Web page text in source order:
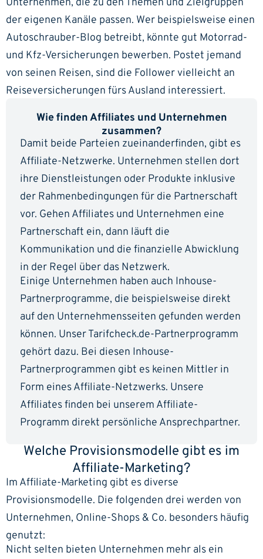
Unternehmen, die zu den Themen und Zielgruppen
der eigenen Kanäle passen. Wer beispielsweise einen
Autoschrauber-Blog betreibt, könnte gut Motorrad-
und Kfz-Versicherungen bewerben. Postet jemand
von seinen Reisen, sind die Follower vielleicht an
Reiseversicherungen fürs Ausland interessiert.
Wie finden Affiliates und Unternehmen
zusammen?
Damit beide Parteien zueinanderfinden, gibt es
Affiliate-Netzwerke. Unternehmen stellen dort
ihre Dienstleistungen oder Produkte inklusive
der Rahmenbedingungen für die Partnerschaft
vor. Gehen Affiliates und Unternehmen eine
Partnerschaft ein, dann läuft die
Kommunikation und die finanzielle Abwicklung
in der Regel über das Netzwerk.
Einige Unternehmen haben auch Inhouse-
Partnerprogramme, die beispielsweise direkt
auf den Unternehmensseiten gefunden werden
können. Unser Tarifcheck.de-Partnerprogramm
gehört dazu. Bei diesen Inhouse-
Partnerprogrammen gibt es keinen Mittler in
Form eines Affiliate-Netzwerks. Unsere
Affiliates finden bei unserem Affiliate-
Programm direkt persönliche Ansprechpartner.
Welche Provisionsmodelle gibt es im
Affiliate-Marketing?
Im Affiliate-Marketing gibt es diverse
Provisionsmodelle. Die folgenden drei werden von
Unternehmen, Online-Shops & Co. besonders häufig
genutzt:
Nicht selten bieten Unternehmen mehr als ein